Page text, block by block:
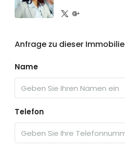
Anfrage zu dieser Immobilie
Name
Telefon